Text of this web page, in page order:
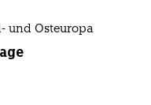
und Osteuropa